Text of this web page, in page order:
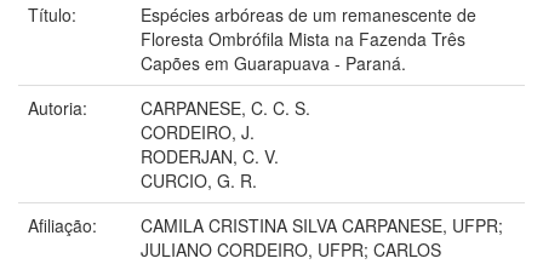
Título:
Espécies arbóreas de um remanescente de
Floresta Ombrófila Mista na Fazenda Três
Capões em Guarapuava - Paraná.
Autoria:
CARPANESE, C. C. S.
CORDEIRO, J.
RODERJAN, C. V.
CURCIO, G. R.
Afiliação:
CAMILA CRISTINA SILVA CARPANESE, UFPR;
JULIANO CORDEIRO, UFPR; CARLOS